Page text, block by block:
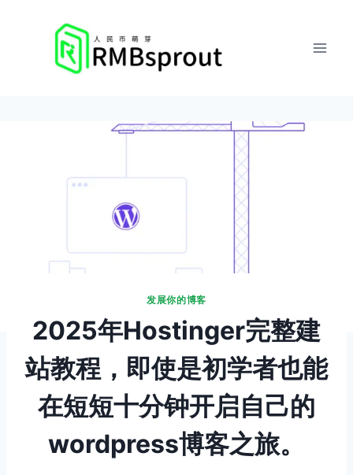
发展你的博客
2025年Hostinger完整建
站教程，即使是初学者也能
在短短十分钟开启自己的
wordpress博客之旅。